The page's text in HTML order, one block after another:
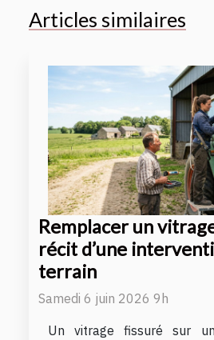
Articles similaires
Remplacer un
récit d’une
terrain
Samedi 6 juin 2026 9h
Un vitrage fissuré sur